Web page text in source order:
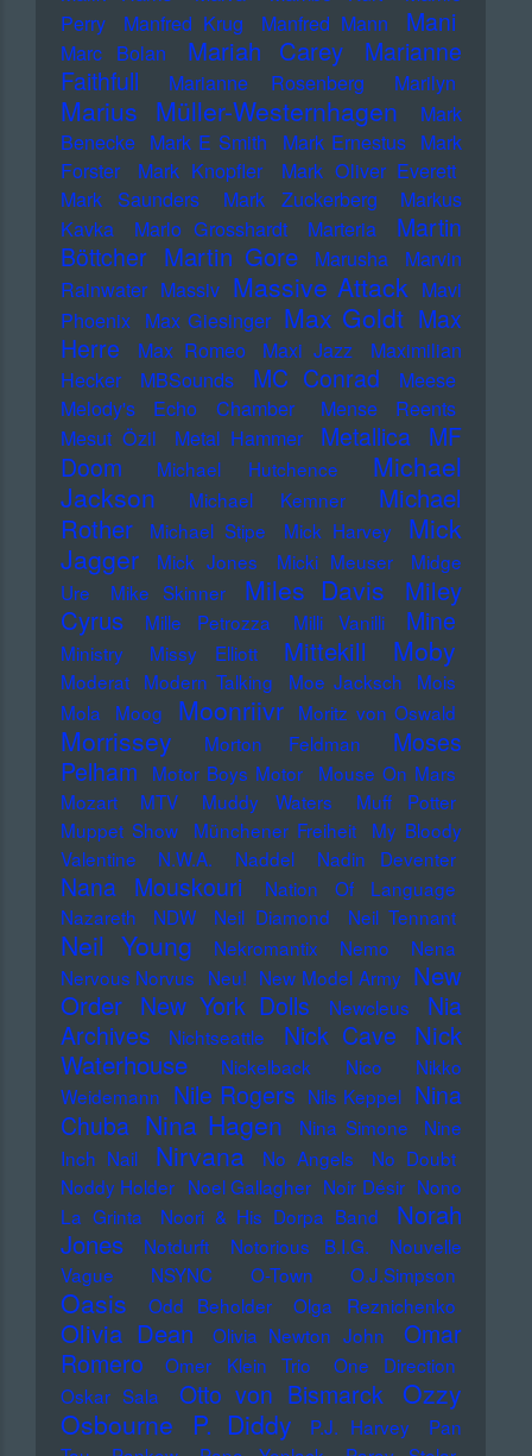
Perry
Manfred Krug Manfred Mann Mani
Marc Bolan Mariah Carey
Marianne
Faithfull
Marianne Rosenberg Marilyn
Marius Müller-Westernhagen
Mark
Benecke Mark E Smith Mark Ernestus Mark
Forster
Mark Knopfler
Mark Oliver Everett
Mark Saunders
Mark Zuckerberg
Markus
Kavka
Marlo Grosshardt Marteria
Martin
Böttcher Martin Gore Marusha
Marvin
Rainwater Massiv Massive Attack Mavi
Phoenix Max Giesinger Max Goldt Max
Herre
Max Romeo Maxi Jazz
Maximilian
Hecker
MBSounds MC Conrad
Meese
Melody's Echo Chamber
Mense Reents
Mesut Özil
Metal Hammer Metallica MF
Doom
Michael Hutchence
Michael
Jackson
Michael Kemner
Michael
Rother
Michael Stipe Mick Harvey
Mick
Jagger
Mick Jones Micki Meuser
Midge
Ure
Mike Skinner Miles Davis
Miley
Cyrus
Mille Petrozza Milli Vanilli Mine
Ministry Missy Elliott Mittekill Moby
Moderat Modern Talking Moe Jacksch
Mois
Mola
Moog Moonriivr Moritz von Oswald
Morrissey Morton Feldman
Moses
Pelham
Motor Boys Motor
Mouse On Mars
Mozart
MTV Muddy Waters
Muff Potter
Muppet Show
Münchener Freiheit
My Bloody
Valentine
N.W.A. Naddel Nadin Deventer
Nana Mouskouri
Nation Of Language
Nazareth
NDW Neil Diamond Neil Tennant
Neil Young Nekromantix Nemo
Nena
Nervous Norvus Neu! New Model Army New
Order New York Dolls Newcleus
Nia
Archives
Nichtseattle Nick Cave
Nick
Waterhouse
Nickelback Nico
Nikko
Weidemann Nile Rogers Nils Keppel Nina
Chuba Nina Hagen Nina Simone
Nine
Inch Nail
Nirvana No Angels
No Doubt
Noddy Holder Noel Gallagher Noir Désir Nono
La Grinta
Noori & His Dorpa Band
Norah
Jones
Notdurft Notorious B.I.G.
Nouvelle
Vague
NSYNC O-Town O.J.Simpson
Oasis Odd Beholder Olga Reznichenko
Olivia Dean Olivia Newton John
Omar
Romero
Omer Klein Trio
One Direction
Oskar Sala
Otto von Bismarck Ozzy
Osbourne
P. Diddy P.J. Harvey
Pan